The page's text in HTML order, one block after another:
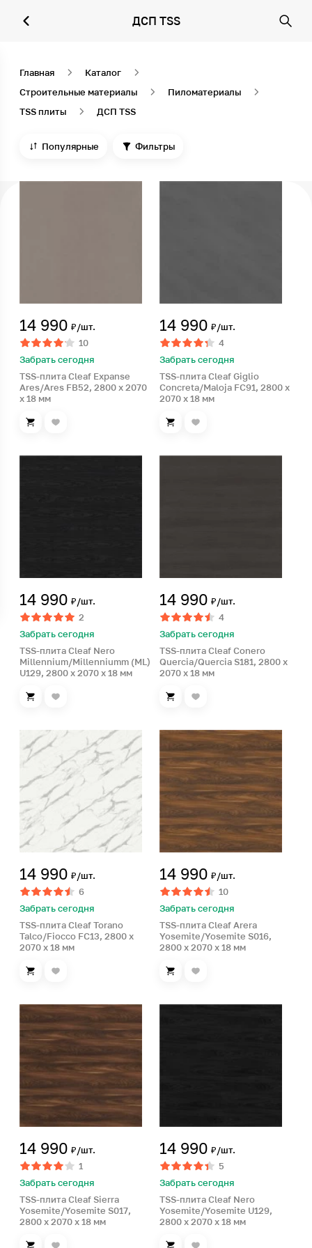
ДСП TSS
Главная
Каталог
Строительные материалы
Пиломатериалы
TSS плиты
ДСП TSS
Популярные Фильтры
14 990 ₽/шт.
10
Забрать сегодня
TSS-плита Cleaf Expanse
Ares/Ares FB52, 2800 x 2070
x 18 мм
14 990 ₽/шт.
4
Забрать сегодня
TSS-плита Cleaf Giglio
Concreta/Maloja FC91, 2800 x
2070 x 18 мм
14 990 ₽/шт.
2
Забрать сегодня
TSS-плита Cleaf Nero
Millennium/Millenniumm (ML)
U129, 2800 x 2070 x 18 мм
14 990 ₽/шт.
4
Забрать сегодня
TSS-плита Cleaf Conero
Quercia/Quercia S181, 2800 x
2070 x 18 мм
14 990 ₽/шт.
6
Забрать сегодня
TSS-плита Cleaf Torano
Talco/Fiocco FC13, 2800 x
2070 x 18 мм
14 990 ₽/шт.
10
Забрать сегодня
TSS-плита Cleaf Arera
Yosemite/Yosemite S016,
2800 x 2070 x 18 мм
14 990 ₽/шт.
1
Забрать сегодня
TSS-плита Cleaf Sierra
Yosemite/Yosemite S017,
2800 x 2070 x 18 мм
14 990 ₽/шт.
5
Забрать сегодня
TSS-плита Cleaf Nero
Yosemite/Yosemite U129,
2800 x 2070 x 18 мм